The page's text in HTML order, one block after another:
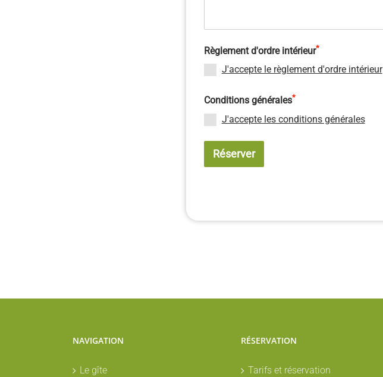
Règlement d'ordre intérieur*
J'accepte le règlement d'ordre intérieur
Conditions générales*
J'accepte les conditions générales
Réserver
NAVIGATION
Le gîte
RÉSERVATION
Tarifs et réservation